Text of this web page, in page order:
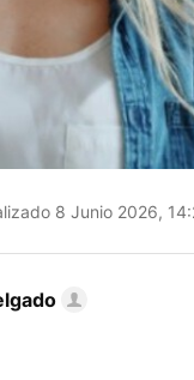
8 Junio 2026,